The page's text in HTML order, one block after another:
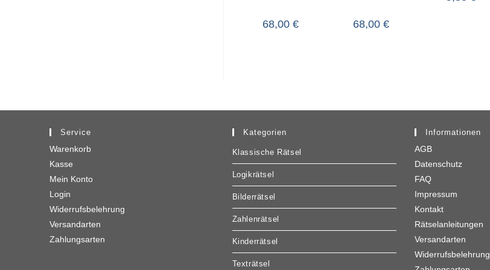
68,00€ 68,00 €
Service
Warenkorb
Kasse
Mein Konto
Login
Widerrufsbelehrung
Versandarten
Zahlungsarten
Kategorien
Klassische Rätsel
Logikrätsel
Bilderrätsel
Zahlenrätsel
Kinderrätsel
Texträtsel
Informationen
AGB
Datenschutz
FAQ
Impressum
Kontakt
Rätselanleitungen
Versandarten
Widerrufsbelehrung